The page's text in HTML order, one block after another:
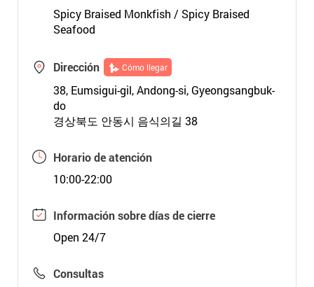
Spicy Braised Monkfish / Spicy Braised
Seafood
Dirección Cómo llegar
38, Eumsigui-gil, Andong-si, Gyeongsangbuk-
do
경상북도 안동시 음식의길 38
Horario de atención
10:00-22:00
Información sobre días de cierre
Open 24/7
Consultas